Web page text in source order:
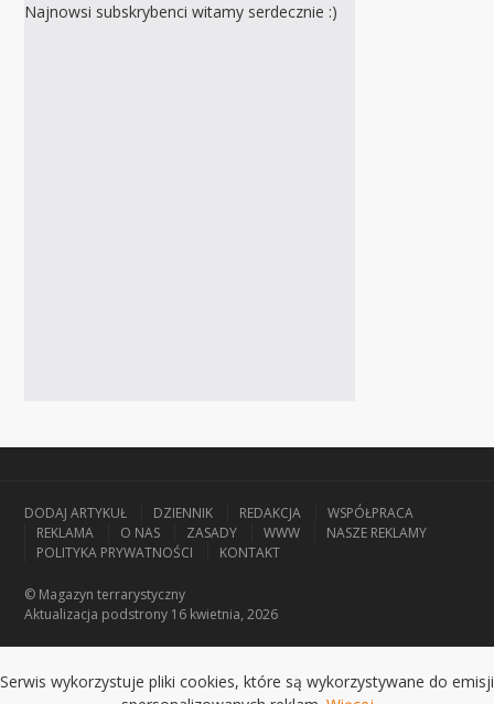
Najnowsi subskrybenci witamy serdecznie :)
DODAJ ARTYKUŁ DZIENNIK REDAKCJA
WSPÓŁPRACA
REKLAMA
O NAS ZASADY WWW
NASZE REKLAMY
POLITYKA PRYWATNOŚCI
KONTAKT
© Magazyn terrarystyczny
Aktualizacja podstrony 16 kwietnia, 2026
Serwis wykorzystuje pliki cookies, które są wykorzystywane do emisji